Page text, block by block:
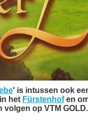
' is intussen ook
het Fürstenhofen
volgen op VTM